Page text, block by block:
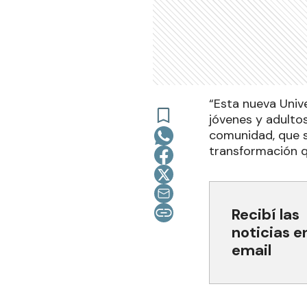
“Esta nueva
jóvenes y
comunidad, que
transformación
Recibí las
noticias
email